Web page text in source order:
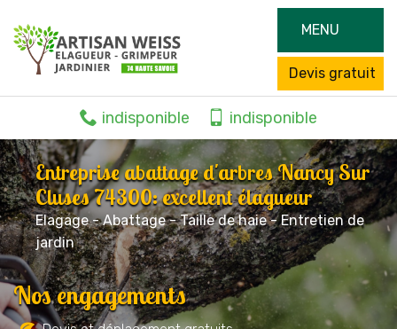
MENU
Devis gratuit
indisponible indisponible
Entreprise abattage d'arbres Nancy Sur
Cluses 74300: excellent élagueur
Elagage - Abattage - Taille de haie - Entretien de
jardin
Nos engagements